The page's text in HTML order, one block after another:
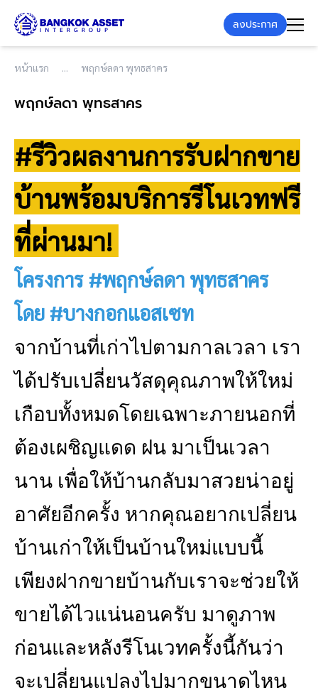
ลงประกาศ
หน้าแรก พฤกษ์ลดา พุทธสาคร
พฤกษ์ลดา พุทธสาคร
#รีวิวผลงานการรับฝากขาย
บ้านพร้อมบริการรีโนเวทฟรี
ที่ผ่านมา!
โครงการ #พฤกษ์ลดา พุทธสาคร
โดย #บางกอกแอสเซท
จากบ้านที่เก่าไปตามกาลเวลา เรา
ได้ปรับเปลี่ยนวัสดุคุณภาพให้ใหม่
เกือบทั้งหมดโดยเฉพาะภายนอกที่
ต้องเผชิญแดด ฝน มาเป็นเวลา
นาน เพื่อให้บ้านกลับมาสวยน่าอยู่
อาศัยอีกครั้ง หากคุณอยากเปลี่ยน
บ้านเก่าให้เป็นบ้านใหม่แบบนี้
เพียงฝากขายบ้านกับเราจะช่วยให้
ขายได้ไวแน่นอนครับ มาดูภาพ
ก่อนและหลังรีโนเวทครั้งนี้กันว่า
จะเปลี่ยนแปลงไปมากขนาดไหน